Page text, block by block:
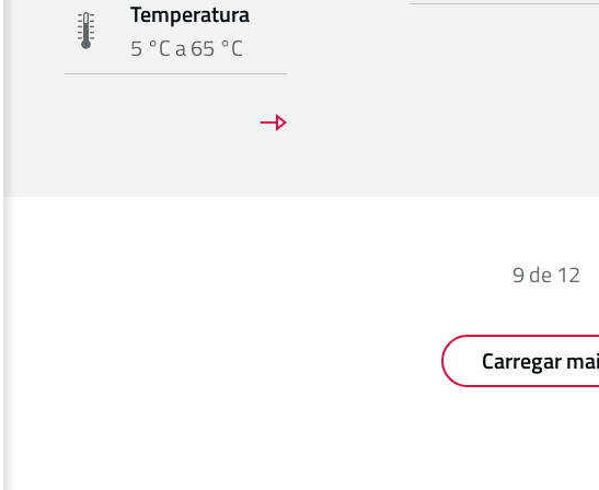
Temperatura
5 °C a 65 °C
9de12
Carregar